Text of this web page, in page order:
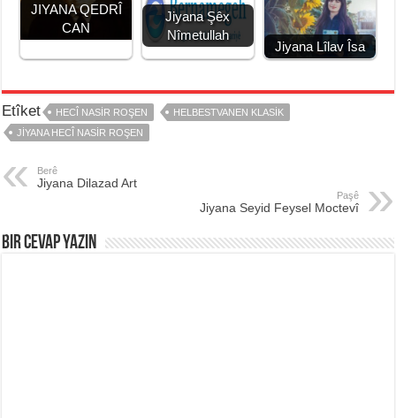
JIYANA QEDRÎ
CAN
Jiyana Şêx
Nîmetullah
Jiyana Lîlav Îsa
Etîket HECÎ NASIR ROŞEN
HELBESTVANEN KLASIK
JIYANA HECÎ NASIR ROŞEN
Berê
Jiyana Dilazad Art
Paşê
Jiyana Seyid Feysel Moctevî
Bir Cevap Yazın